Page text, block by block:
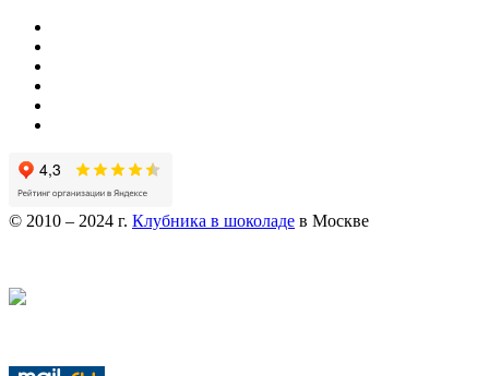
© 2010 – 2024 г. Клубника в шоколаде в Москве